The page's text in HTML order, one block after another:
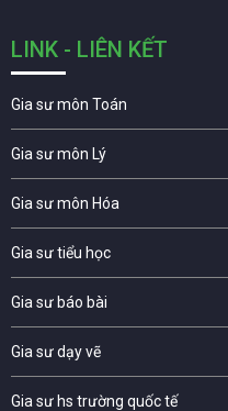
LINK - LIÊN KẾT
Gia sư môn Toán
Gia sư môn Lý
Gia sư môn Hóa
Gia sư tiểu học
Gia sư báo bài
Gia sư dạy vẽ
Gia sư hs trường quốc tế